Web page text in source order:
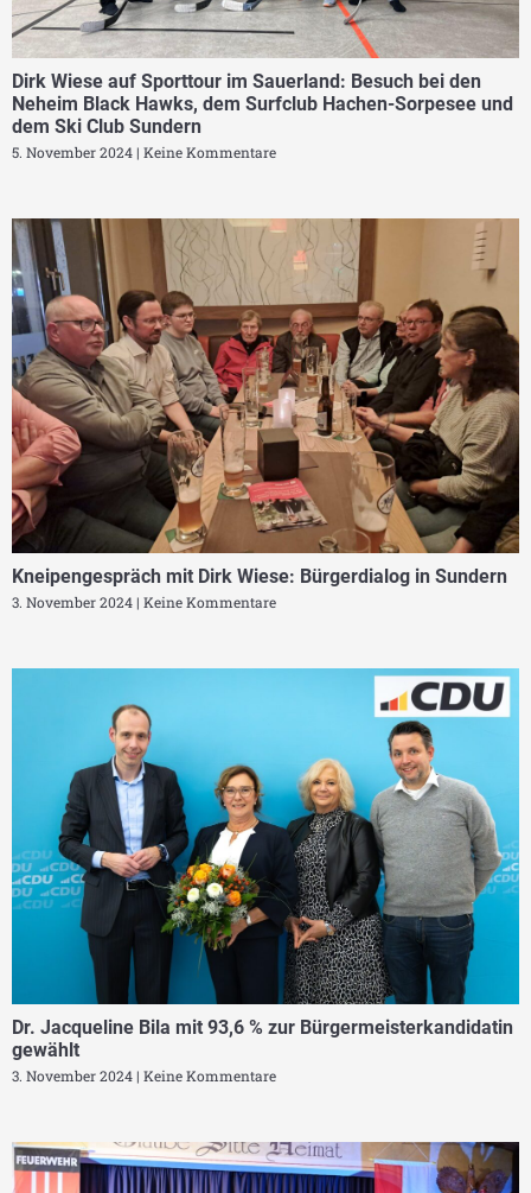
Dirk Wiese auf Sporttour im Sauerland: Besuch bei den
Neheim Black Hawks, dem Surfclub Hachen-Sorpesee und
dem Ski Club Sundern
5. November 2024 Keine Kommentare
Kneipengespräch mit Dirk Wiese: Bürgerdialog in Sundern
3. November 2024 Keine Kommentare
Dr. Jacqueline Bila mit 93,6 % zur Bürgermeisterkandidatin
gewählt
3. November 2024 Keine Kommentare